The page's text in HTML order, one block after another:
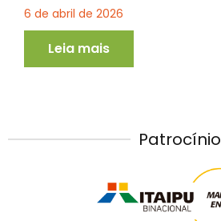
6 de abril de 2026
Leia mais
Patrocínio